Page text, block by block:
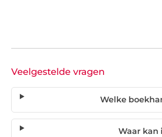
Veelgestelde vragen
Welke
Waar kan